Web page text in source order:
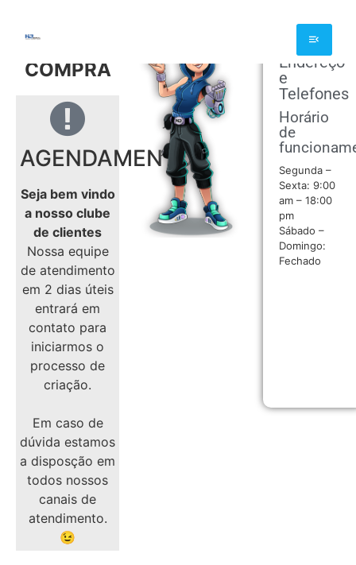
OBRIGADO
COMPRA
AGENDAMENTO
Seja bem vindo
a nosso clube
de clientes
Nossa equipe
de atendimento
em 2 dias úteis
entrará em
contato para
iniciarmos o
processo de
criação.
Em caso de
dúvida estamos
a disposção em
todos nossos
canais de
atendimento.
😉
Endereço
e
Telefones
Horário
de
Segunda –
Sexta: 9:00
am – 18:00
pm
Sábado –
Domingo:
Fechado